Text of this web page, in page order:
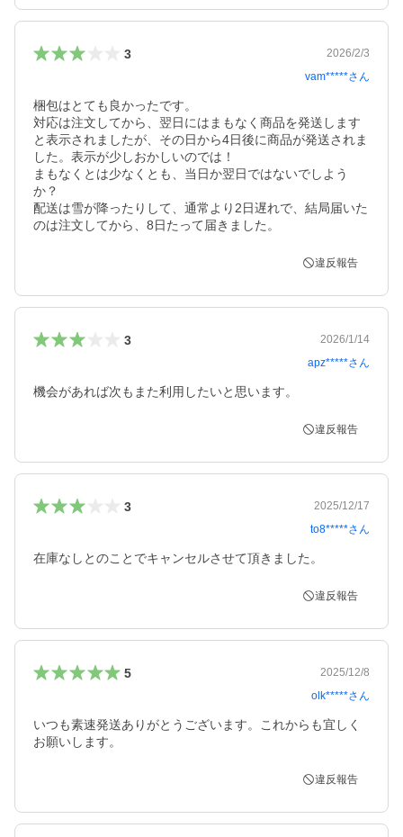
3
2026/2/3
vam*****さん
梱包はとても良かったです。
対応は注文してから、翌日にはまもなく商品を発送します
と表示されましたが、その日から4日後に商品が発送されま
した。表示が少しおかしいのでは！
まもなくとは少なくとも、当日か翌日ではないでしよう
か？
配送は雪が降ったりして、通常より2日遅れで、結局届いた
のは注文してから、8日たって届きました。
違反報告
3
2026/1/14
apz*****さん
機会があれば次もまた利用したいと思います。
違反報告
3
2025/12/17
to8*****さん
在庫なしとのことでキャンセルさせて頂きました。
違反報告
5
2025/12/8
olk*****さん
いつも素速発送ありがとうございます。これからも宜しく
お願いします。
違反報告